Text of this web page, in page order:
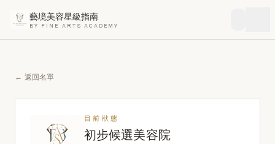
藝境美容星級指南
BY FINE ARTS ACADEMY
← 返回名單
目前狀態
初步候選美容院